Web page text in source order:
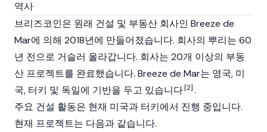
역사
브리즈코인은 원래 건설 및 부동산 회사인 Breeze de
Mar에 의해 2018년에 만들어졌습니다. 회사의 뿌리는 60
년 전으로 거슬러 올라갑니다. 회사는 20개 이상의 부동
산 프로젝트를 완료했습니다. Breeze de Mar는 영국, 미
국, 터키 및 독일에 기반을 두고 있습니다[2].
주요 건설 활동은 현재 미국과 터키에서 진행 중입니다.
현재 프로젝트는 다음과 같습니다.